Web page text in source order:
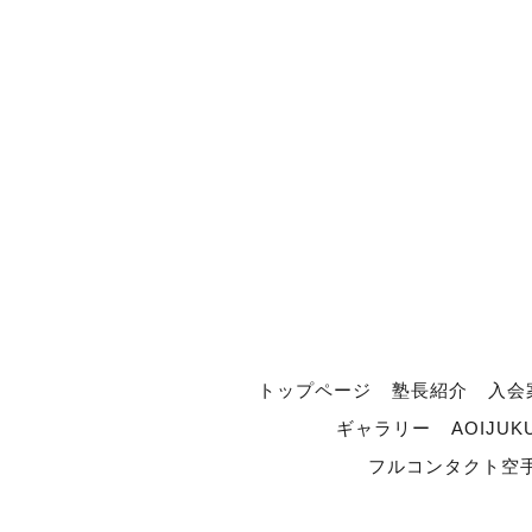
トップページ 塾長紹介
入
ギャラリー
フルコンタクト空